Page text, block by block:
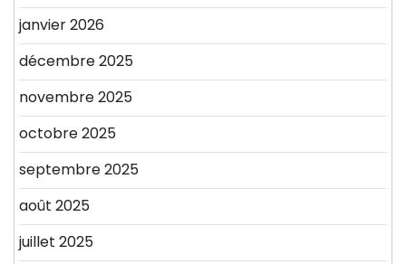
janvier 2026
décembre 2025
novembre 2025
octobre 2025
septembre 2025
août 2025
juillet 2025